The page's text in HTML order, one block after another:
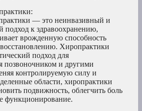
— это неинвазивный и
подход к здравоохранению,
врожденную способность
Хиропрактики
подход для
позвоночником и другими
контролируемую силу и
области, хиропрактики
подвижность, облегчить боль
функционирование.